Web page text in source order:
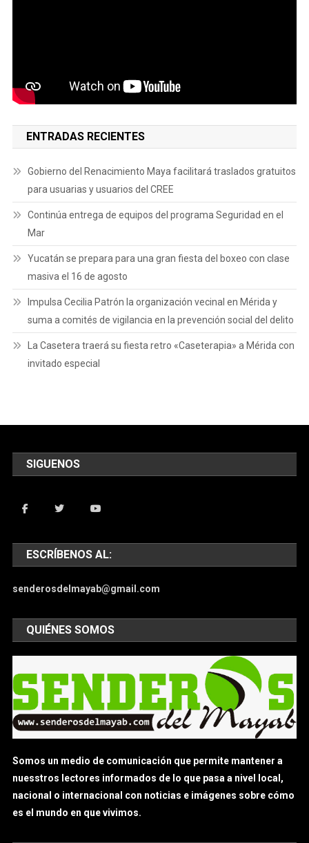
ENTRADAS RECIENTES
Gobierno del Renacimiento Maya facilitará traslados gratuitos
para usuarias y usuarios del CREE
Continúa entrega de equipos del programa Seguridad en el
Mar
Yucatán se prepara para una gran fiesta del boxeo con clase
masiva el 16 de agosto
Impulsa Cecilia Patrón la organización vecinal en Mérida y
suma a comités de vigilancia en la prevención social del delito
La Casetera traerá su fiesta retro «Caseterapia» a Mérida con
invitado especial
SIGUENOS
ESCRÍBENOS AL:
senderosdelmayab@gmail.com
QUIÉNES SOMOS
Somos un medio de comunicación que permite mantener a
nuesstros lectores informados de lo que pasa a nivel local,
nacional o internacional con noticias e imágenes sobre cómo
es el mundo en que vivimos.